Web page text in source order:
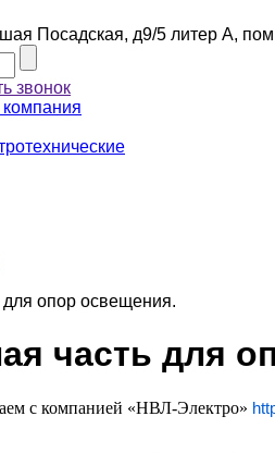
Посадская, д9/5 литер А,
звонок
опор освещения.
часть для
с компанией «НВЛ-Электро»